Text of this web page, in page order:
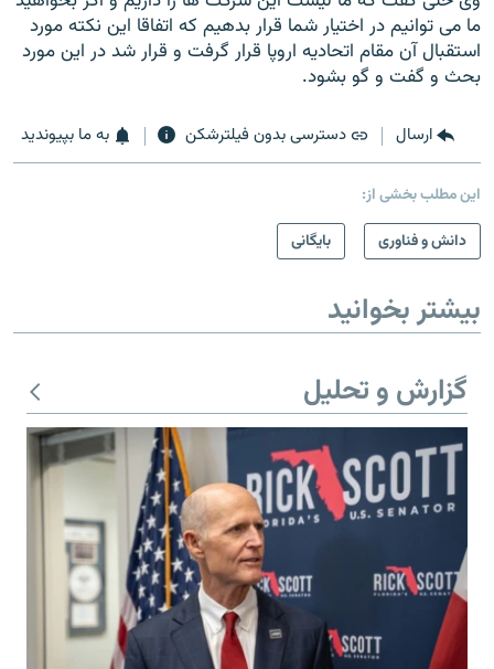
ما می توانيم در اختيار شما قرار بدهيم که اتفاقا اين نکته مورد
استقبال آن مقام اتحاديه اروپا قرار گرفت و قرار شد در اين مورد
بحث و گفت و گو بشود.
ارسال دسترسی بدون فیلترشکن به ما بپیوندید
این مطلب بخشی از:
دانش و فناوری
بایگانی
بیشتر بخوانید
گزارش و تحلیل